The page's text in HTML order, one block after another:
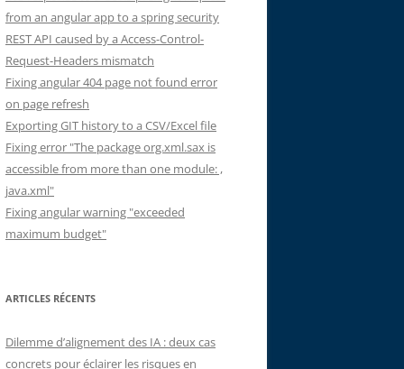
from an angular app to a spring security
REST API caused by a Access-Control-
Request-Headers mismatch
Fixing angular 404 page not found error
on page refresh
Exporting GIT history to a CSV/Excel file
Fixing error "The package org.xml.sax is
accessible from more than one module: ,
java.xml"
Fixing angular warning "exceeded
maximum budget"
ARTICLES RÉCENTS
Dilemme d’alignement des IA : deux cas
concrets pour éclairer les risques en